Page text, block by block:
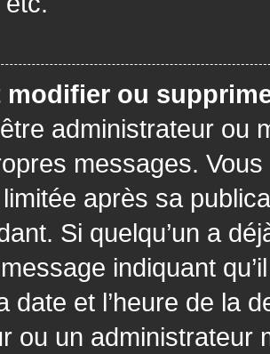
modifier ou
administrateur ou
messages.
après sa
Si quelqu’un a
indiquant
date et l’heure de la
ou un administrateur